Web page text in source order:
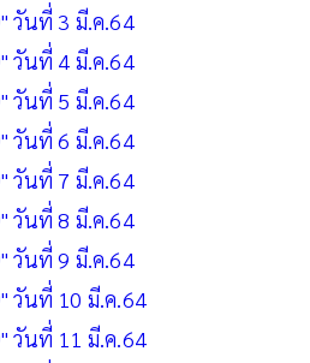
วันที่ 3 มี.ค.64
วันที่ 4 มี.ค.64
วันที่ 5 มี.ค.64
วันที่ 6 มี.ค.64
วันที่ 7 มี.ค.64
วันที่ 8 มี.ค.64
วันที่ 9 มี.ค.64
วันที่ 10 มี.ค.64
วันที่ 11 มี.ค.64